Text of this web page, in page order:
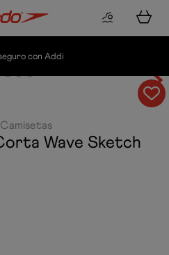
con Addi
Camisetas
Wave Sketch